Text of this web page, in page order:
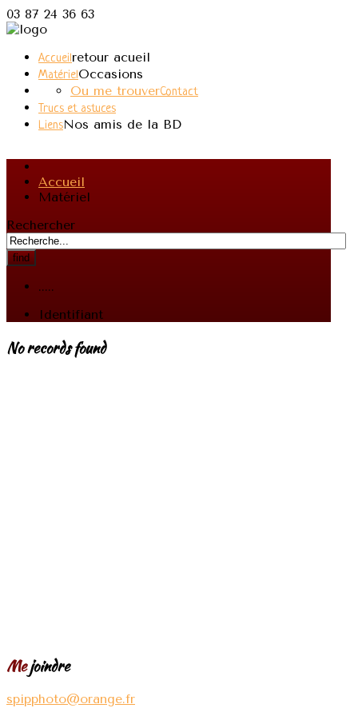
03 87 24 36 63
Accueilretour acueil
MatérielOccasions
Contact
Ou me trouver
Trucs et astuces
LiensNos amis de la BD
Accueil
Matériel
Rechercher
find
.....
Identifiant
No records found
Mejoindre
spipphoto@orange.fr